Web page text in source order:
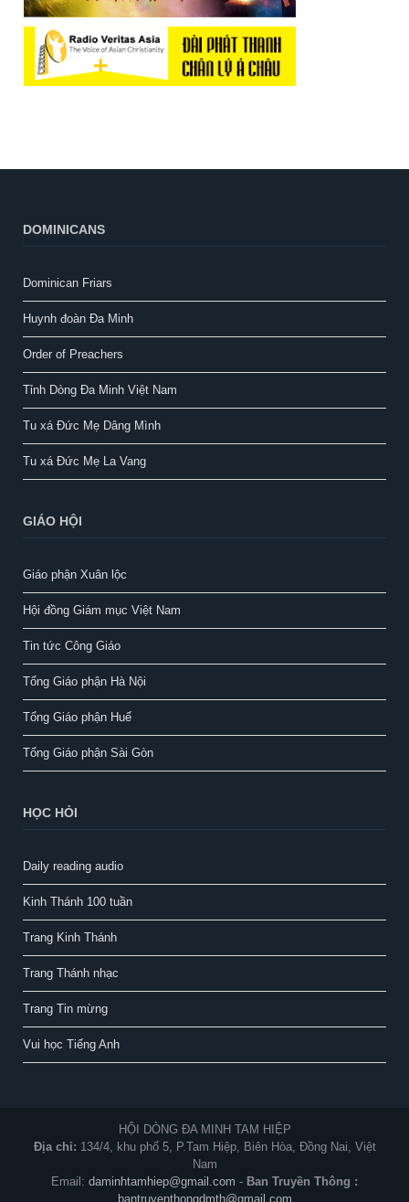
DOMINICANS
Dominican Friars
Huynh đoàn Đa Minh
Order of Preachers
Tỉnh Dòng Đa Minh Việt Nam
Tu xá Đức Mẹ Dâng Mình
Tu xá Đức Mẹ La Vang
GIÁO HỘI
Giáo phận Xuân lộc
Hội đồng Giám mục Việt Nam
Tin tức Công Giáo
Tổng Giáo phận Hà Nội
Tổng Giáo phận Huế
Tổng Giáo phận Sài Gòn
HỌC HỎI
Daily reading audio
Kinh Thánh 100 tuần
Trang Kinh Thánh
Trang Thánh nhạc
Trang Tin mừng
Vui học Tiếng Anh
HỘI DÒNG ĐA MINH TAM HIỆP
Địa chỉ: 134/4, khu phố 5, P.Tam Hiệp, Biên Hòa, Đồng Nai, Việt
Nam
Email: daminhtamhiep@gmail.com - Ban Truyền Thông :
bantruyenthongdmth@gmail.com